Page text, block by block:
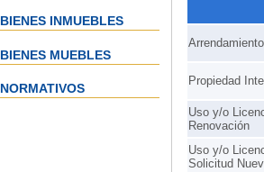
BIENES INMUEBLES
BIENES MUEBLES
NORMATIVOS
Propiedad
Uso y/o
Renovación
Uso y/o
Solicitud